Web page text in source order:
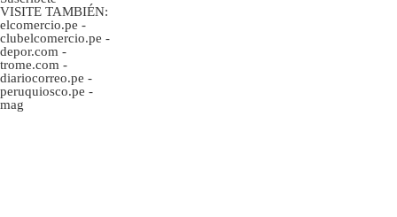
VISITE TAMBIÉN:
elcomercio.pe -
clubelcomercio.pe -
depor.com -
trome.com -
diariocorreo.pe -
peruquiosco.pe -
mag